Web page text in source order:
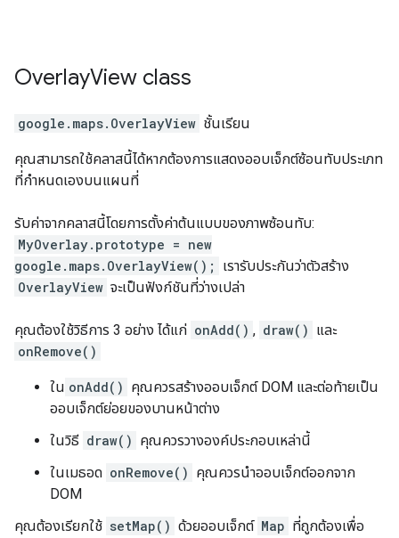
OverlayView class
google.maps. OverlayView ชั้นเรียน
คุณสามารถใช้คลาสนี้ได้หากต้องการแสดงออบเจ็กต์ซ้อนทับประเภท
ที่กำหนดเองบนแผนที่
รับค่าจากคลาสนี้โดยการตั้งค่าต้นแบบของภาพซ้อนทับ:
MyOverlay.prototype = new
google.maps.OverlayView();
เรารับประกันว่าตัวสร้าง
OverlayView จะเป็นฟังก์ชันที่ว่างเปล่า
คุณต้องใช้วิธีการ 3 อย่าง ได้แก่ onAdd() , draw() และ
onRemove()
ใน onAdd() คุณควรสร้างออบเจ็กต์ DOM และต่อท้ายเป็น
ออบเจ็กต์ย่อยของบานหน้าต่าง
ในวิธี draw() คุณควรวางองค์ประกอบเหล่านี้
ในเมธอด onRemove() คุณควรนำออบเจ็กต์ออกจาก
DOM
คุณต้องเรียกใช้ setMap() ด้วยออบเจ็กต์ Map ที่ถูกต้องเพื่อ